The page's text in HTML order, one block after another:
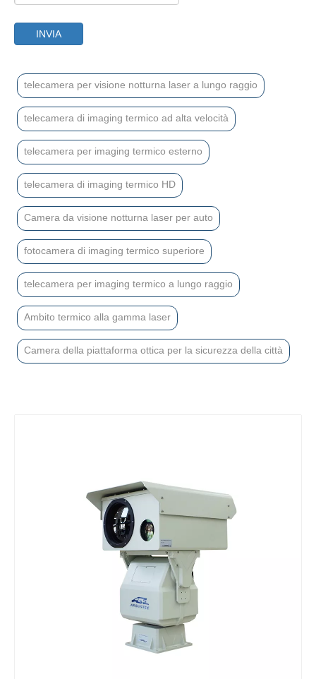
INVIA
telecamera per visione notturna laser a lungo raggio
telecamera di imaging termico ad alta velocità
telecamera per imaging termico esterno
telecamera di imaging termico HD
Camera da visione notturna laser per auto
fotocamera di imaging termico superiore
telecamera per imaging termico a lungo raggio
Ambito termico alla gamma laser
Camera della piattaforma ottica per la sicurezza della città